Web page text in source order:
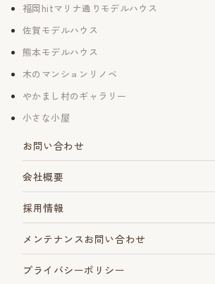
福岡hitマリナ通りモデルハウス
佐賀モデルハウス
熊本モデルハウス
木のマンションリノベ
やかまし村のギャラリー
小さな小屋
お問い合わせ
会社概要
採用情報
メンテナンスお問い合わせ
プライバシーポリシー